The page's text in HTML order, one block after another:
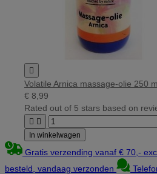

Volatile Arnica massage-olie 250
€ 8,99
Rated out of 5 stars based on
 
In winkelwagen
Gratis verzending vanaf € 70,-
besteld, vandaag verzonden